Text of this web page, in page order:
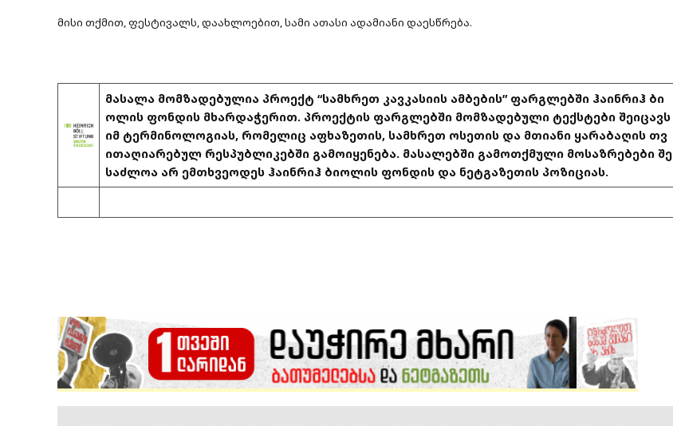
მისი თქმით, ფესტივალს, დაახლოებით, სამი ათასი ადამიანი დაესწრება.
მასალა მომზადებულია პროექტ “სამხრეთ კავკასიის ამბების” ფარგლებში ჰაინრიჰ ბი
ოლის ფონდის მხარდაჭერით. პროექტის ფარგლებში მომზადებული ტექსტები შეიცავს
იმ ტერმინოლოგიას, რომელიც აფხაზეთის, სამხრეთ ოსეთის და მთიანი ყარაბაღის თვ
ითაღიარებულ რესპუბლიკებში გამოიყენება. მასალებში გამოთქმული მოსაზრებები შე
საძლოა არ ემთხვეოდეს ჰაინრიჰ ბიოლის ფონდის და ნეტგაზეთის პოზიციას.